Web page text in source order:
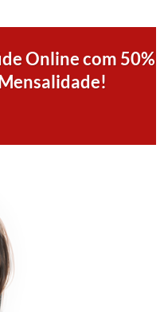
Online com 50%